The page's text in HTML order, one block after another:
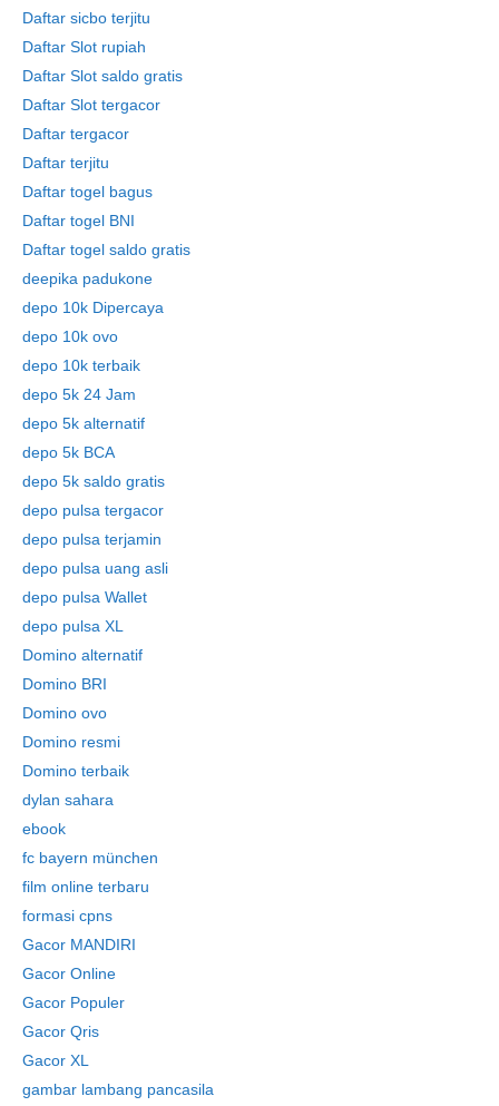
Daftar sicbo terjitu
Daftar Slot rupiah
Daftar Slot saldo gratis
Daftar Slot tergacor
Daftar tergacor
Daftar terjitu
Daftar togel bagus
Daftar togel BNI
Daftar togel saldo gratis
deepika padukone
depo 10k Dipercaya
depo 10k ovo
depo 10k terbaik
depo 5k 24 Jam
depo 5k alternatif
depo 5k BCA
depo 5k saldo gratis
depo pulsa tergacor
depo pulsa terjamin
depo pulsa uang asli
depo pulsa Wallet
depo pulsa XL
Domino alternatif
Domino BRI
Domino ovo
Domino resmi
Domino terbaik
dylan sahara
ebook
fc bayern münchen
film online terbaru
formasi cpns
Gacor MANDIRI
Gacor Online
Gacor Populer
Gacor Qris
Gacor XL
gambar lambang pancasila